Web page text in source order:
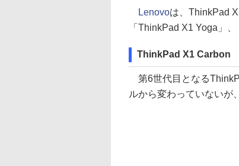
Lenovoは、ThinkPad
「ThinkPad X1 Yoga」
ThinkPad X1 Carbon
第6世代目となる
ルから変わっていないが